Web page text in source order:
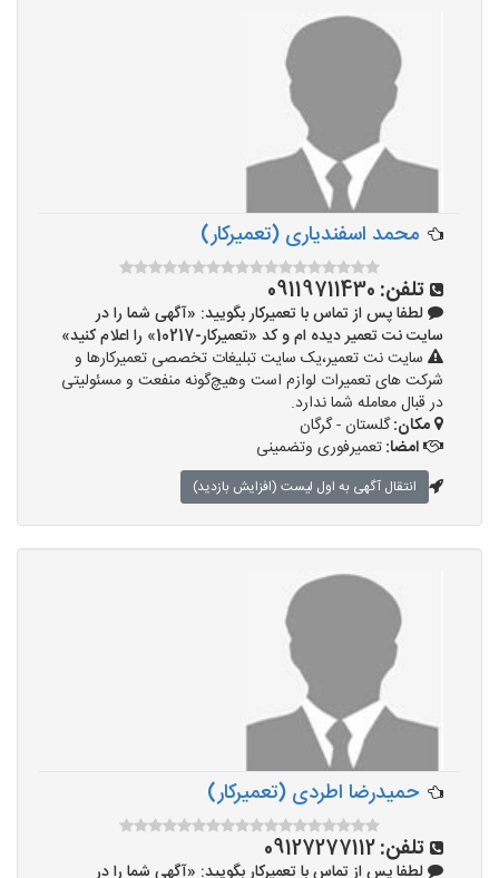
محمد اسفندیاری (تعمیرکار)
تلفن: 09119711430
لطفا پس از تماس با تعمیرکار بگویید: «آگهی شما را در
سایت نت تعمیر دیده ام و کد «تعمیرکار-10217» را اعلام کنید»
سایت نت تعمیر،یک سایت تبلیغات تخصصی تعمیرکارها و
شرکت های تعمیرات لوازم است وهیچ‌گونه منفعت و مسئولیتی
در قبال معامله شما ندارد.
مکان:گلستان - گرگان
امضا:تعمیرفوری وتضمینی
انتقال آگهی به اول لیست (افزایش بازدید)
حمیدرضا اطردی (تعمیرکار)
تلفن:09127277112
لطفا پس از تماس با تعمیرکار بگویید: «آگهی شما را در